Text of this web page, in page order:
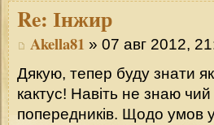
Re: Інжир
Akella81 » 07 авг 2012,
Дякую, тепер буду знати
кактус! Навіть не знаю чий
попередників. Щодо умов